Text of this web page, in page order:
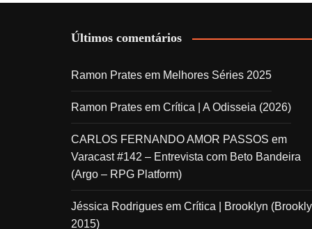
Últimos comentários
Ramon Prates em Melhores Séries 2025
Ramon Prates em Crítica | A Odisseia (2026)
CARLOS FERNANDO AMOR PASSOS em
Varacast #142 – Entrevista com Beto Bandeira
(Argo – RPG Platform)
Jéssica Rodrigues em Crítica | Brooklyn
2015)